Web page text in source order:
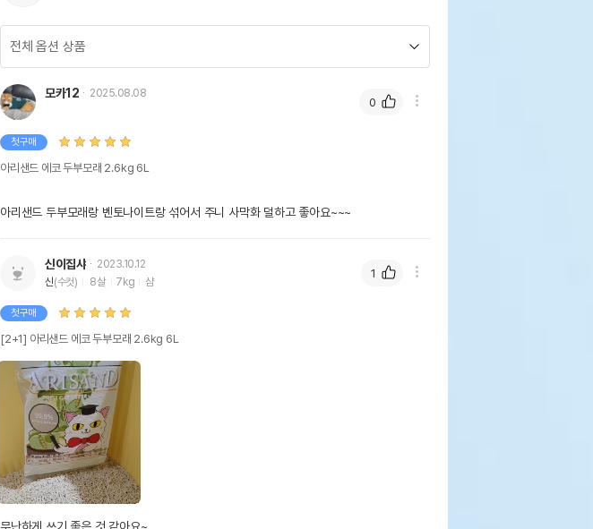
모카12 2025.08.08
첫구매
아리샌드 에코 두부모래 2.6kg 6L
아리샌드 두부모래랑 벤토나이트랑 섞어서 주니 사막화 덜하고 좋아요~~~
0
신이집샤
2023.10.12
신(수컷) 8살 7kg 샴
첫구매
[2+1] 아리샌드 에코 두부모래 2.6kg 6L
1